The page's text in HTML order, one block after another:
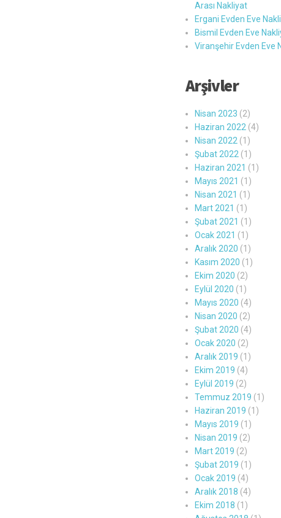
Arası Nakliyat
Ergani Evden Eve
Bismil Evden Eve
Viranşehir Evden Eve
Arşivler
Nisan 2023 (2)
Haziran 2022 (4)
Nisan 2022 (1)
Şubat 2022 (1)
Haziran 2021 (1)
Mayıs 2021 (1)
Nisan 2021 (1)
Mart 2021 (1)
Şubat 2021 (1)
Ocak 2021 (1)
Aralık 2020 (1)
Kasım 2020 (1)
Ekim 2020 (2)
Eylül 2020 (1)
Mayıs 2020 (4)
Nisan 2020 (2)
Şubat 2020 (4)
Ocak 2020 (2)
Aralık 2019 (1)
Ekim 2019 (4)
Eylül 2019 (2)
Temmuz 2019 (1)
Haziran 2019 (1)
Mayıs 2019 (1)
Nisan 2019 (2)
Mart 2019 (2)
Şubat 2019 (1)
Ocak 2019 (4)
Aralık 2018 (4)
Ekim 2018 (1)